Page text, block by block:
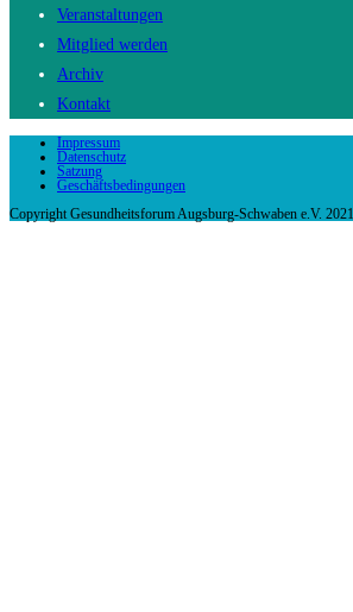
Veranstaltungen
Mitglied werden
Archiv
Kontakt
Impressum
Datenschutz
Satzung
Geschäftsbedingungen
Copyright Gesundheitsforum Augsburg-Schwaben e.V. 2021